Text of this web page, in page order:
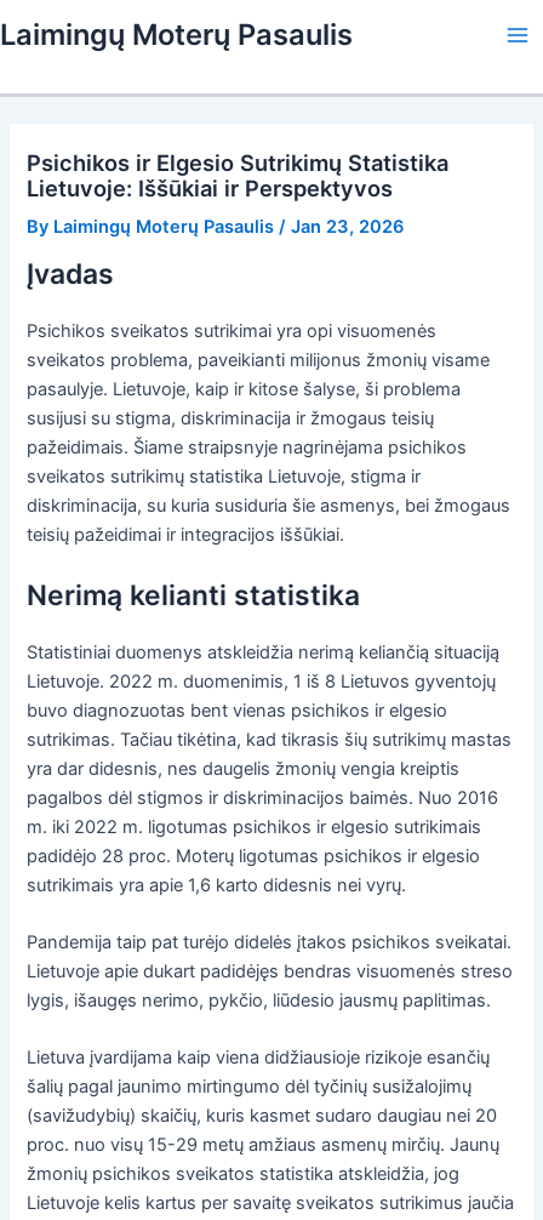
to
Laimingų Moterų Pasaulis
Psichikos ir Elgesio Sutrikimų Statistika
Lietuvoje: Iššūkiai ir Perspektyvos
By Laimingų Moterų Pasaulis /Jan 23, 2026
Įvadas
Psichikos sveikatos sutrikimai yra opi visuomenės
sveikatos problema, paveikianti milijonus žmonių visame
pasaulyje. Lietuvoje, kaip ir kitose šalyse, ši problema
susijusi su stigma, diskriminacija ir žmogaus teisių
pažeidimais. Šiame straipsnyje nagrinėjama psichikos
sveikatos sutrikimų statistika Lietuvoje, stigma ir
diskriminacija, su kuria susiduria šie asmenys, bei žmogaus
teisių pažeidimai ir integracijos iššūkiai.
Nerimą kelianti statistika
Statistiniai duomenys atskleidžia nerimą keliančią situaciją
Lietuvoje. 2022 m. duomenimis, 1 iš 8 Lietuvos gyventojų
buvo diagnozuotas bent vienas psichikos ir elgesio
sutrikimas. Tačiau tikėtina, kad tikrasis šių sutrikimų mastas
yra dar didesnis, nes daugelis žmonių vengia kreiptis
pagalbos dėl stigmos ir diskriminacijos baimės. Nuo 2016
m. iki 2022 m. ligotumas psichikos ir elgesio sutrikimais
padidėjo 28 proc. Moterų ligotumas psichikos ir elgesio
sutrikimais yra apie 1,6 karto didesnis nei vyrų.
Pandemija taip pat turėjo didelės įtakos psichikos sveikatai.
Lietuvoje apie dukart padidėjęs bendras visuomenės streso
lygis, išaugęs nerimo, pykčio, liūdesio jausmų paplitimas.
Lietuva įvardijama kaip viena didžiausioje rizikoje esančių
šalių pagal jaunimo mirtingumo dėl tyčinių susižalojimų
(savižudybių) skaičių, kuris kasmet sudaro daugiau nei 20
proc. nuo visų 15-29 metų amžiaus asmenų mirčių. Jaunų
žmonių psichikos sveikatos statistika atskleidžia, jog
Lietuvoje kelis kartus per savaitę sveikatos sutrikimus jaučia